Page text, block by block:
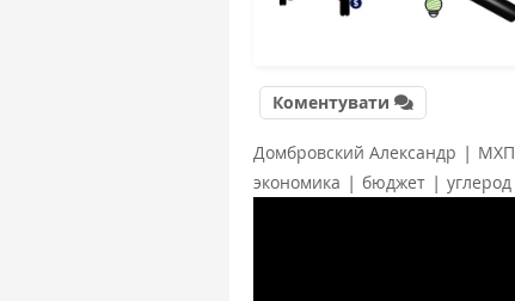
Коментувати
Домбровский Александр | МХП
экономика | бюджет | углерод